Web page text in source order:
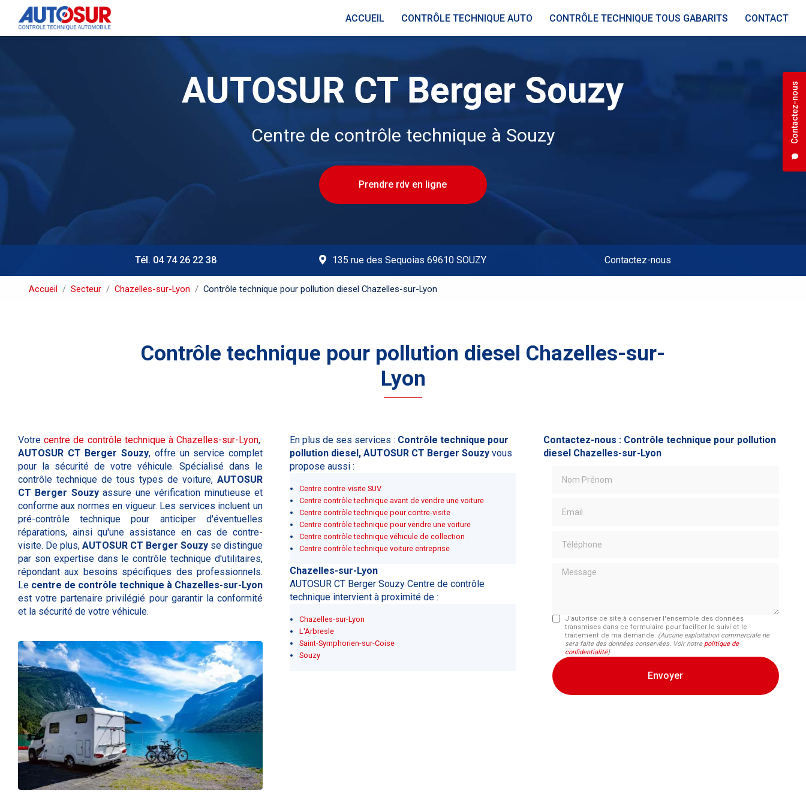
contenu
Contactez-nous
ACCUEIL
CONTRÔLE TECHNIQUE AUTO CONTRÔLE TECHNIQUE TOUS GABARITS CONTACT
Centre de contrôle technique à Souzy
Prendre rdv en ligne
Tél. 04 74 26 22 38 135 rue des Sequoias 69610 SOUZY Contactez-nous
Accueil Secteur Chazelles-sur-Lyon Contrôle technique pour pollution diesel Chazelles-sur-Lyon
Contrôle technique pour pollution diesel Chazelles-sur-
Lyon
Votrecentre de contrôle technique à Chazelles-sur-Lyon,
AUTOSUR CT Berger Souzy, offre un service complet
pour la sécurité de votre véhicule. Spécialisé dans le
contrôle technique de tous types de voiture, AUTOSUR
CT Berger Souzyassure une vérification minutieuse et
conforme aux normes en vigueur. Les services incluent un
pré-contrôle technique pour anticiper d'éventuelles
réparations, ainsi qu'une assistance en cas de contre-
visite. De plus, AUTOSUR CT Berger Souzy se distingue
par son expertise dans le contrôle technique d'utilitaires,
répondant aux besoins spécifiques des professionnels.
Le centre de contrôle technique à Chazelles-sur-Lyon
est votre partenaire privilégié pour garantir la conformité
et la sécurité de votre véhicule.
En plus de ses services : Contrôle technique pour
pollution diesel, AUTOSUR CT Berger Souzyvous
propose aussi :
Centre contre-visite SUV
Centre contrôle technique avant de vendre une voiture
Centre contrôle technique pour contre-visite
Centre contrôle technique pour vendre une voiture
Centre contrôle technique véhicule de collection
Centre contrôle technique voiture entreprise
Chazelles-sur-Lyon
AUTOSUR CT Berger Souzy Centre de contrôle
technique intervient à proximité de :
Chazelles-sur-Lyon
L'Arbresle
Saint-Symphorien-sur-Coise
Souzy
Contactez-nous : Contrôle technique pour pollution
diesel Chazelles-sur-Lyon
Message
J'autorise ce site à conserver l'ensemble des données
transmises dans ce formulaire pour faciliter le suivi et le
traitement de ma demande. (Aucune exploitation commerciale ne
sera faite des données conservées. Voir notre politique de
confidentialité)